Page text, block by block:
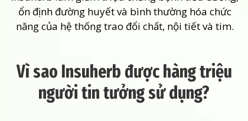
ổn định đường huyết và bình thường hóa chức
năng của hệ thống trao đổi chất, nội tiết và tim.
Vì sao Insuherb được hàng triệu
người tin tưởng sử dụng?